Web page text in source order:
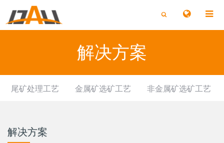
切
换
搜
切
换
解决方案
尾矿处理工艺 金属矿选矿工艺 非金属矿选矿工艺
解决方案